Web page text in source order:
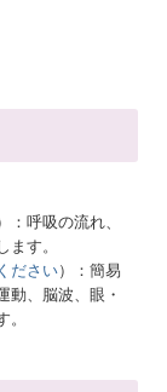
：呼吸の流れ、
す。
ださい）：簡易
動、脳波、眼・